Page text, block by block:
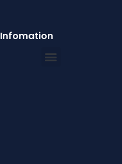
Infomation